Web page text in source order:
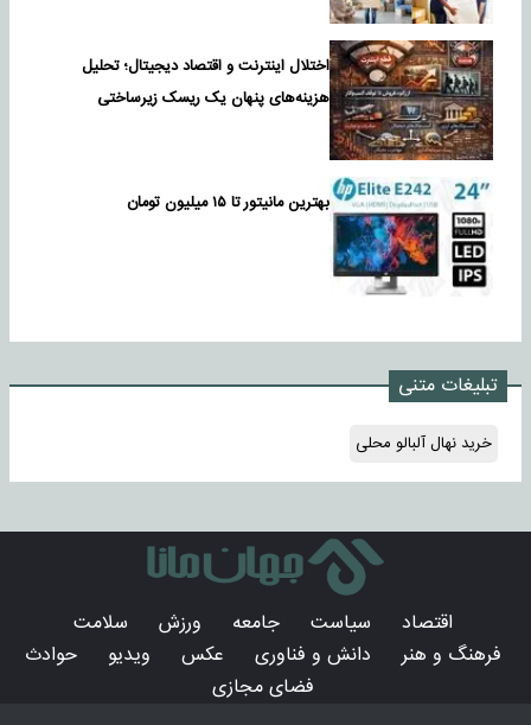
اختلال اینترنت و اقتصاد دیجیتال؛ تحلیل
هزینه‌های پنهان یک ریسک زیرساختی
بهترین مانیتور تا ۱۵ میلیون تومان
تبلیغات متنی
خرید نهال آلبالو محلی
اقتصاد سیاست جامعه ورزش
سلامت
فرهنگ و هنر
دانش و فناوری عکس ویدیو
حوادث
فضای مجازی